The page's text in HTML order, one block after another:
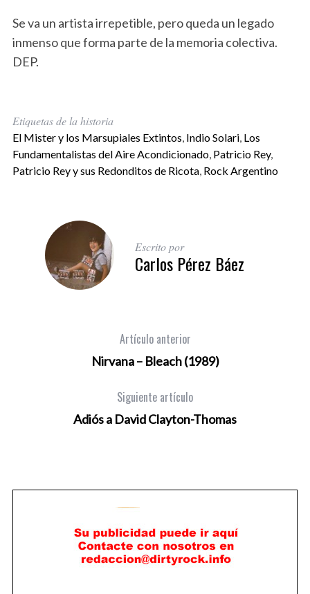
Se va un artista irrepetible, pero queda un legado
inmenso que forma parte de la memoria colectiva.
DEP.
Etiquetas de la historia
El Mister y los Marsupiales Extintos, Indio Solari, Los
Fundamentalistas del Aire Acondicionado, Patricio Rey,
Patricio Rey y sus Redonditos de Ricota, Rock Argentino
Escrito por
Carlos Pérez Báez
Artículo anterior
Nirvana – Bleach (1989)
Siguiente artículo
Adiós a David Clayton-Thomas